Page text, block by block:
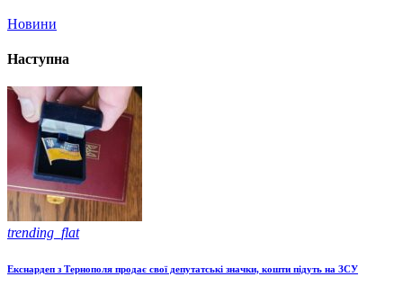
Новини
Наступна
trending_flat
Екснардеп з Тернополя продає свої депутатські значки, кошти підуть на ЗСУ